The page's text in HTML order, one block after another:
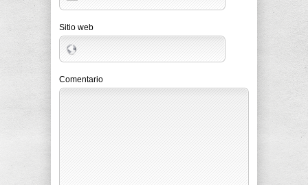
Sitio web
Comentario